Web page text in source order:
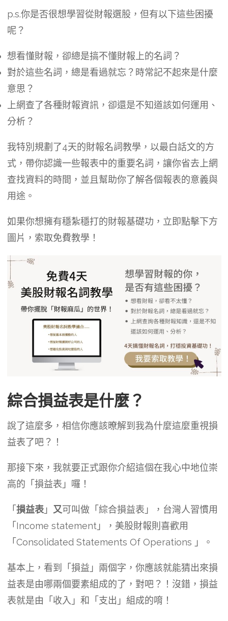
p.s.你是否很想學習從財報選股，但有以下這些困擾
呢？
想看懂財報，卻總是搞不懂財報上的名詞？
對於這些名詞，總是看過就忘？時常記不起來是什麼
意思？
上網查了各種財報資訊，卻還是不知道該如何運用、
分析？
我特別規劃了4天的財報名詞教學，以最白話文的方
式，帶你認識一些報表中的重要名詞，讓你省去上網
查找資料的時間，並且幫助你了解各個報表的意義與
用途。
如果你想擁有穩紮穩打的財報基礎功，立即點擊下方
圖片，索取免費教學！
綜合損益表是什麼？
說了這麼多，相信你應該暸解到我為什麼這麼重視損
益表了吧？！
那接下來，我就要正式跟你介紹這個在我心中地位崇
高的「損益表」囉！
「損益表」 又可叫做「綜合損益表」，台灣人習慣用
「Income statement」，美股財報則喜歡用
「Consolidated Statements Of Operations 」。
基本上，看到「損益」兩個字，你應該就能猜出來損
益表是由哪兩個要素組成的了，對吧？！沒錯，損益
表就是由「收入」和「支出」組成的唷！